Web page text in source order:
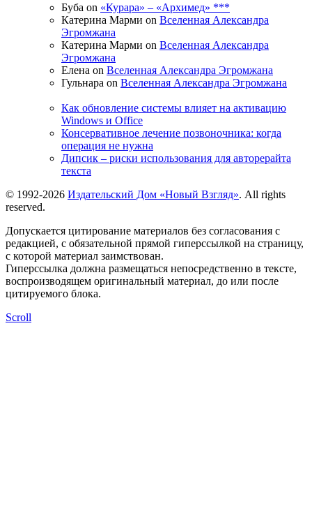
Буба on «Курара» – «Архимед» ***
Катерина Марми on Вселенная Александра
Эгромжана
Катерина Марми on Вселенная Александра
Эгромжана
Елена on Вселенная Александра Эгромжана
Гульнара on Вселенная Александра Эгромжана
Как обновление системы влияет на активацию
Windows и Office
Консервативное лечение позвоночника: когда
операция не нужна
Дипсик – риски использования для авторерайта
текста
© 1992-2026 Издательский Дом «Новый Взгляд». All rights
reserved.
Допускается цитирование материалов без согласования с
редакцией, с обязательной прямой гиперссылкой на страницу,
с которой материал заимствован.
Гиперссылка должна размещаться непосредственно в тексте,
воспроизводящем оригинальный материал, до или после
цитируемого блока.
Scroll